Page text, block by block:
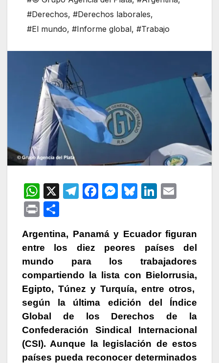
#Derechos, #Derechos laborales,
#El mundo, #Informe global, #Trabajo
W
h
at
s
A
p
p
X
T
gr
a
m
F
e
b
o
o
k
M
s
e
n
g
er
Bl
s
k
y
Li
e
dI
n
P
nt m
p
ar
tir
Argentina, Panamá y Ecuador figuran
entre los diez peores países del
mundo para los trabajadores
compartiendo la lista con Bielorrusia,
Egipto, Túnez y Turquía, entre otros,
según la última edición del Índice
Global de los Derechos de la
Confederación Sindical Internacional
(CSI). Aunque la legislación de estos
países pueda reconocer determinados